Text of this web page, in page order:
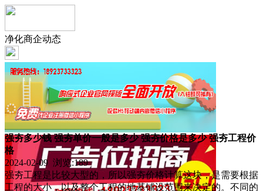
净化商企动态
强夯多少钱 强夯单价一般是多少 强夯价格是多少 强夯工程价
格
2024-02-09 浏览:189
强夯工程是比较大型的，所以强夯价格计算这块，是需要根据
工程的大小，以及整个工程的地基铺设范围来决定的。不同的